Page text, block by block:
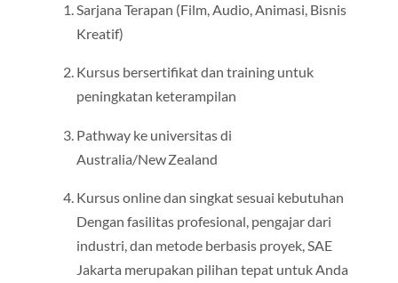
Sarjana Terapan (Film, Audio, Animasi, Bisnis
Kreatif)
Kursus bersertifikat dan training untuk
peningkatan keterampilan
Pathway ke universitas di
Australia/New Zealand
Kursus online dan singkat sesuai kebutuhan
Dengan fasilitas profesional, pengajar dari
industri, dan metode berbasis proyek, SAE
Jakarta merupakan pilihan tepat untuk Anda